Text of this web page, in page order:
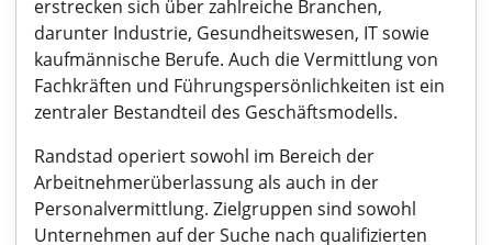
erstrecken sich über zahlreiche Branchen,
darunter Industrie, Gesundheitswesen, IT sowie
kaufmännische Berufe. Auch die Vermittlung von
Fachkräften und Führungspersönlichkeiten ist ein
zentraler Bestandteil des Geschäftsmodells.
Randstad operiert sowohl im Bereich der
Arbeitnehmerüberlassung als auch in der
Personalvermittlung. Zielgruppen sind sowohl
Unternehmen auf der Suche nach qualifizierten